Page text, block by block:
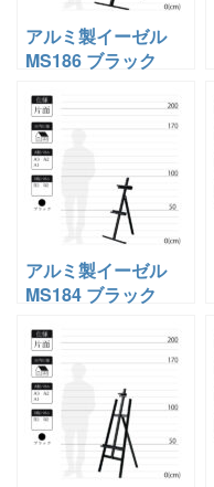
アルミ製イーゼル
MS186 ブラック
アルミ製イーゼル
MS184 ブラック